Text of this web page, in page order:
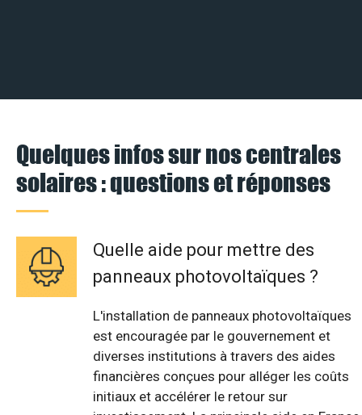
Quelques infos sur nos centrales
solaires : questions et réponses
Quelle aide pour mettre des
panneaux photovoltaïques ?
L'installation de panneaux photovoltaïques
est encouragée par le gouvernement et
diverses institutions à travers des aides
financières conçues pour alléger les coûts
initiaux et accélérer le retour sur